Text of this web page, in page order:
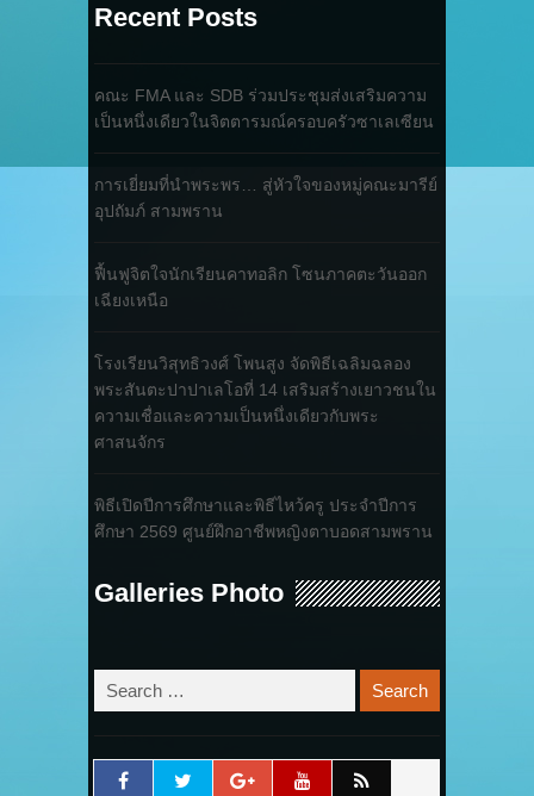
Recent Posts
คณะ FMA และ SDB ร่วมประชุมส่งเสริมความ
เป็นหนึ่งเดียวในจิตตารมณ์ครอบครัวซาเลเซียน
การเยี่ยมที่นำพระพร… สู่หัวใจของหมู่คณะมารีย์
อุปถัมภ์ สามพราน
ฟื้นฟูจิตใจนักเรียนคาทอลิก โซนภาคตะวันออก
เฉียงเหนือ
โรงเรียนวิสุทธิวงศ์ โพนสูง จัดพิธีเฉลิมฉลอง
พระสันตะปาปาเลโอที่ 14 เสริมสร้างเยาวชนใน
ความเชื่อและความเป็นหนึ่งเดียวกับพระ
ศาสนจักร
พิธีเปิดปีการศึกษาและพิธีไหว้ครู ประจำปีการ
ศึกษา 2569 ศูนย์ฝึกอาชีพหญิงตาบอดสามพราน
Galleries Photo